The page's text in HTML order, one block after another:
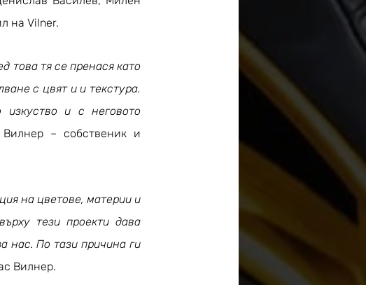
на Vilner.
това тя се пренася като
с цвят и и текстура.
и с неговото
– собственик и
на цветове, материи и
тези проекти дава
нас. По тази причина ги
Вилнер.